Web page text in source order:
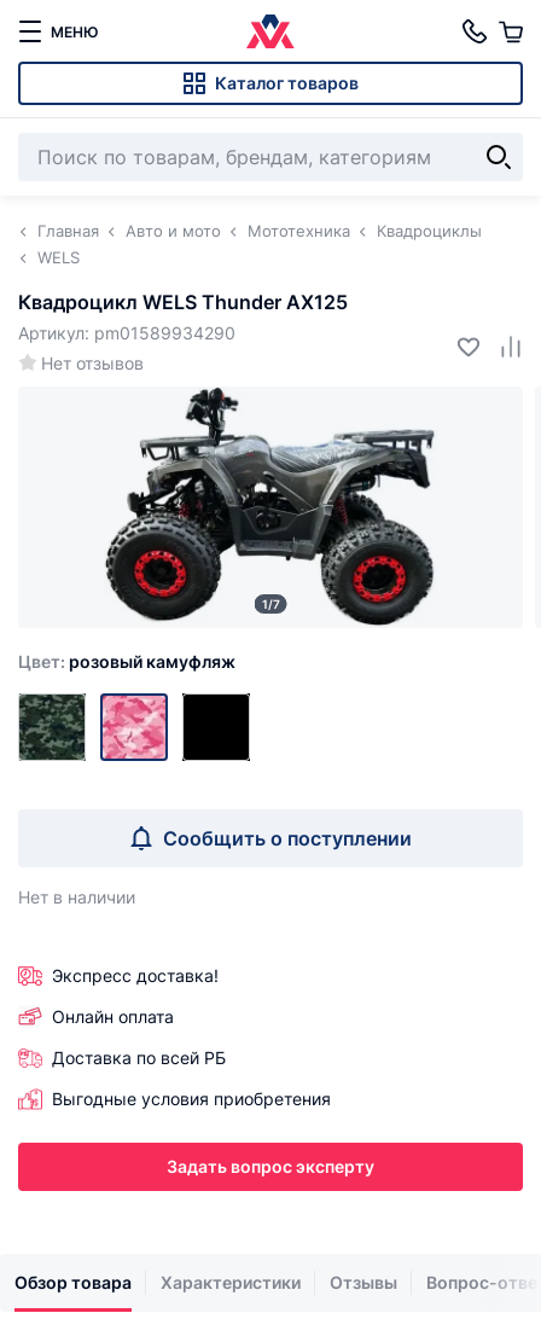
МЕНЮ
Каталог товаров
Главная Авто и мото Мототехника
Квадроциклы
WELS
Квадроцикл WELS Thunder AX125
Нет отзывов
Артикул: pm01589934290
1/7
Цвет: розовый камуфляж
Сообщить о поступлении
Нет в наличии
Экспресс доставка!
Онлайн оплата
Доставка по всей РБ
Выгодные условия приобретения
Задать вопрос эксперту
Обзор товара Характеристики Отзывы Вопрос-